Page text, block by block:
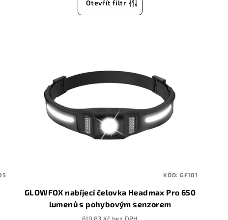
Otevřít filtr
GLOWFOX nabíjecí čelovka Headmax Pro 650
lumenů s pohybovým senzorem
KÓD: GF101